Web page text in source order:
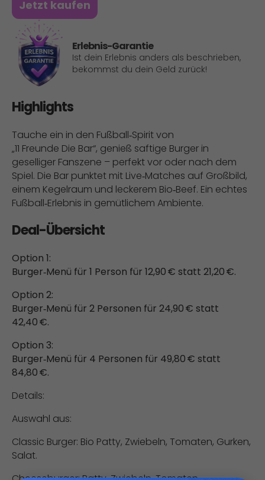
Jetzt kaufen
Erlebnis-Garantie
Ist dein Erlebnis anders als beschrieben,
bekommst du dein Geld zurück!
Highlights
Tauche ein in den Fußball‑Spirit von
„11 Freunde Die Bar“, genieß saftige Burger in
geselliger Fanszene – perfekt vor oder nach dem
Spiel. Die Bar punktet mit Live‑Matches auf Großbild,
einem Kegelraum und leckerem Bio‑Beef. Ein echtes
Fußball‑Erlebnis in gemütlichem Ambiente.
Deal-Übersicht
Option 1:
Burger‑Menü für 1 Person für 12,90 € statt 21,20 €.
Option 2:
Burger‑Menü für 2 Personen für 24,90 € statt
42,40 €.
Option 3:
Burger‑Menü für 4 Personen für 49,80 € statt
84,80 €.
Details:
Auswahl aus:
Classic Burger: Bio Patty, Zwiebeln, Tomaten, Gurken,
Salat.